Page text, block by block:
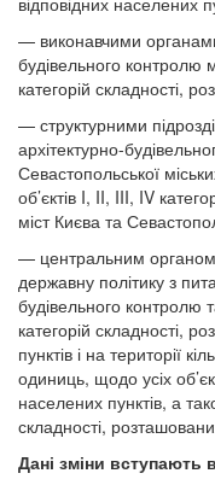
— виконавчими
будівельного контролю
категорій складності,
— структурними
архітектурно-
Севастопольської
об’єктів I, II, III, IV
міст Києва та
— центральним органом
державну політику з
будівельного контролю
категорій складності,
пунктів і на території
одиниць, щодо усіх
населених пунктів, а
складності,
Дані зміни вступають